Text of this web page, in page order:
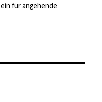
für angehende